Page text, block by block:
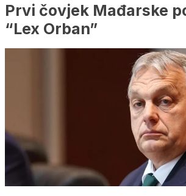
Prvi čovjek Mađarske
“Lex Orban”